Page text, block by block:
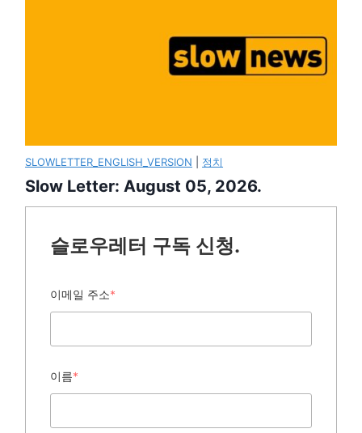
SLOWLETTER_ENGLISH_VERSION 정치
Slow Letter: August 05, 2026.
슬로우레터 구독 신청.
이메일 주소*
이름*